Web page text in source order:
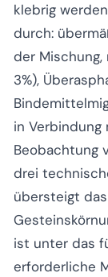
klebrig
durch:
der
3%),
in Verbindung
Beobachtung
drei
übersteigt
ist unter das
erforderliche